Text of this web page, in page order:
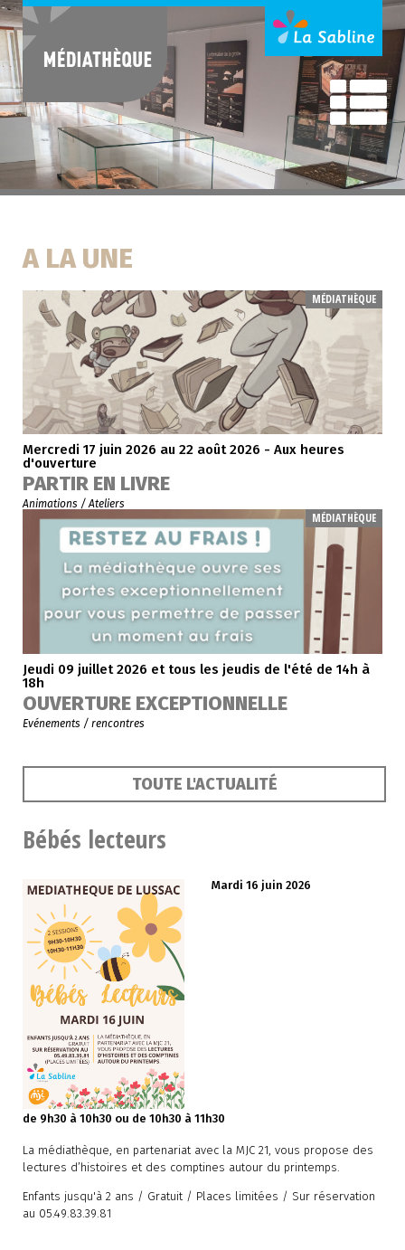
A LA UNE
MÉDIATHÈQUE
Mercredi 17 juin 2026 au 22 août 2026 - Aux heures
d'ouverture
PARTIR EN LIVRE
Animations / Ateliers
MÉDIATHÈQUE
Jeudi 09 juillet 2026 et tous les jeudis de l'été de 14h à
18h
OUVERTURE EXCEPTIONNELLE
Evénements / rencontres
TOUTE L'ACTUALITÉ
Bébés lecteurs
Mardi 16 juin 2026
de 9h30 à 10h30 ou de 10h30 à 11h30
La médiathèque, en partenariat avec la MJC 21, vous propose des
lectures d’histoires et des comptines autour du printemps.
Enfants jusqu'à 2 ans / Gratuit / Places limitées / Sur réservation
au 05.49.83.39.81